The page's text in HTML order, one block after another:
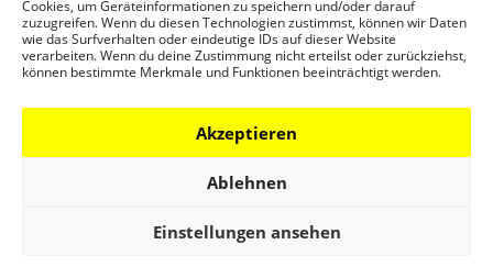
Cookies, um Geräteinformationen zu speichern und/oder darauf
zuzugreifen. Wenn du diesen Technologien zustimmst, können wir Daten
wie das Surfverhalten oder eindeutige IDs auf dieser Website
verarbeiten. Wenn du deine Zustimmung nicht erteilst oder zurückziehst,
können bestimmte Merkmale und Funktionen beeinträchtigt werden.
Akzeptieren
Ablehnen
Einstellungen ansehen
UNESCO WELTERBE — EINE
DEUTSCHLANDREISE
Paul Andreas, Karen Jung, Peter Cachola Schmal
deutsche ODER englische Ausgabe Mit Beiträgen von